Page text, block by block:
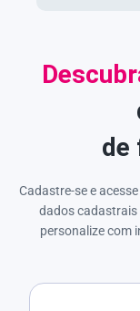
de
Cadastre-se e
dados cadastrais
personalize com